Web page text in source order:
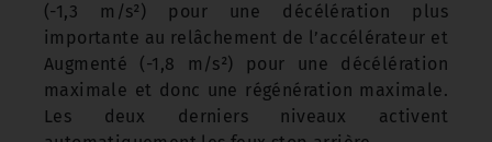
(-1,3 m/s²) pour une décélération plus
importante au relâchement de l’accélérateur et
Augmenté (-1,8 m/s²) pour une décélération
maximale et donc une régénération maximale.
Les deux derniers niveaux activent